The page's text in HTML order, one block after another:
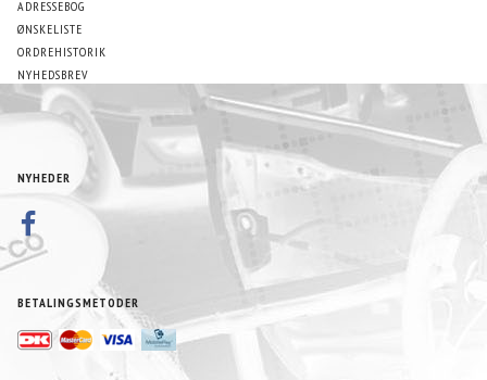
ADRESSEBOG
ØNSKELISTE
ORDREHISTORIK
NYHEDSBREV
NYHEDER
BETALINGSMETODER